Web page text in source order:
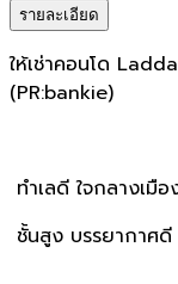
รายละเอียด
ให้เช่าคอนโด
(PR:bankie)
ทำเลดี ใจกลางเมือ
ชั้นสูง บรรยากาศดี